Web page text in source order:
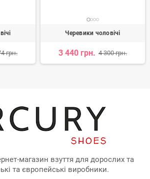
грн.
Черевики чоловічі
3 440 грн. 4 300 грн.
магазин взуття для дорослих та
та європейські виробники.